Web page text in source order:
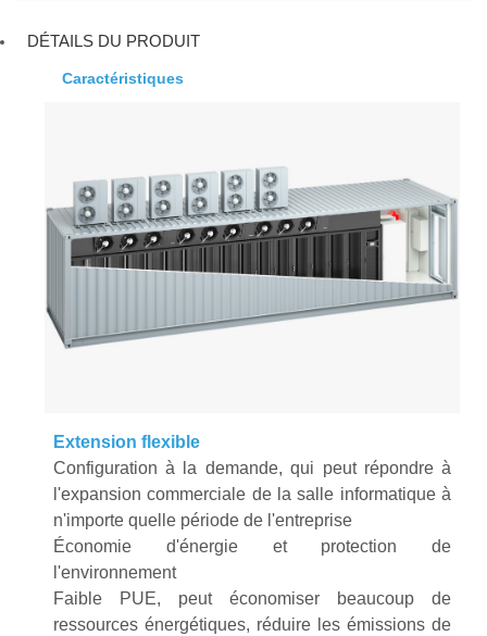
DÉTAILS DU PRODUIT
Caractéristiques
Extension flexible
Configuration à la demande, qui peut répondre à
l'expansion commerciale de la salle informatique à
n'importe quelle période de l'entreprise
Économie d'énergie et protection de
l'environnement
Faible PUE, peut économiser beaucoup de
ressources énergétiques, réduire les émissions de